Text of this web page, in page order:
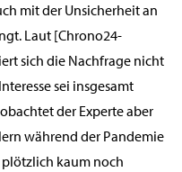
mit der Unsicherheit an
Laut [Chrono24-
sich die Nachfrage nicht
sei insgesamt
der Experte aber
während der Pandemie
kaum noch